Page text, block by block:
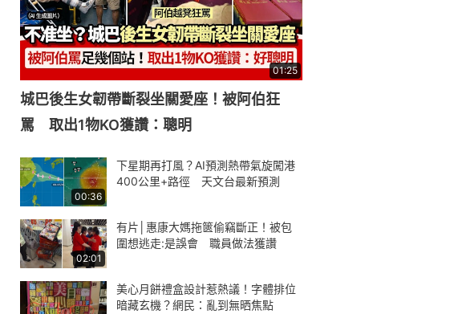
01:25
城巴後生女韌帶斷裂坐關愛座！被阿伯狂
罵 取出1物KO獲讚：聰明
00:36
下星期再打風？AI預測熱帶氣旋闖港
400公里+路徑 天文台最新預測
02:01
有片│惠康大媽拖篋偷竊斷正！被包
圍想逃走:是誤會 職員做法獲讚
美心月餅禮盒設計惹熱議！字體排位
暗藏玄機？網民：亂到無晒焦點